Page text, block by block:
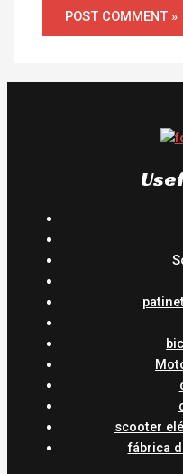
scooter
fábrica